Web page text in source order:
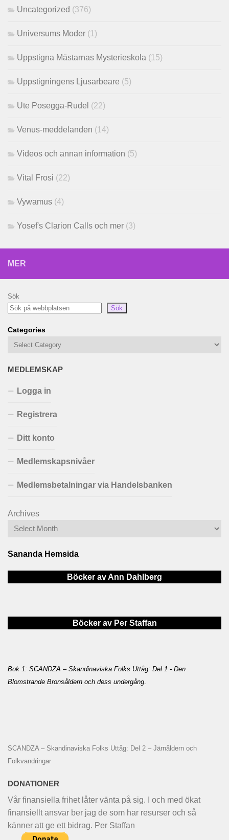
Uncategorized (376)
Universums Moder (1)
Uppstigna Mästarnas Mysterieskola (15)
Uppstigningens Ljusarbeare (5)
Ute Posegga-Rudel (22)
Venus-meddelanden (14)
Videos och annan information (5)
Vital Frosi (22)
Vywamus (4)
Yosef's Clarion Calls och mer (3)
MER
Sök
Sök
Categories
MEDLEMSKAP
Logga in
Registrera
Ditt konto
Medlemskapsnivåer
Medlemsbetalningar via Handelsbanken
Archives
Sananda Hemsida
Böcker av Ann Dahlberg
Böcker av Per Staffan
Bok 1: SCANDZA – Skandinaviska Folks Uttåg: Del 1 - Den
Blomstrande Bronsåldern och dess undergång.
SCANDZA – Skandinaviska Folks Uttåg: Del 2 – Järnåldern och
Folkvandringar
DONATIONER
Vår finansiella frihet låter vänta på sig. I och med ökat
finansiellt ansvar ber jag de som har resurser och så
känner att ge ett bidrag. Per Staffan